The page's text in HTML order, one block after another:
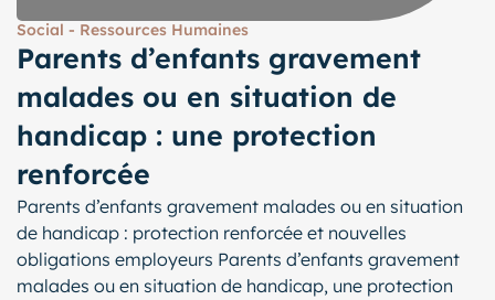
Social - Ressources Humaines
Parents d’enfants gravement
malades ou en situation de
handicap : une protection
renforcée
Parents d’enfants gravement malades ou en situation
de handicap : protection renforcée et nouvelles
obligations employeurs Parents d’enfants gravement
malades ou en situation de handicap, une protection